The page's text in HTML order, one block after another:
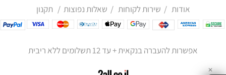
אודות / שירות לקוחות / שאלות נפוצות / תקנון
אפשרות להעברה בנקאית + עד 12 תשלומים ללא ריבית
✕